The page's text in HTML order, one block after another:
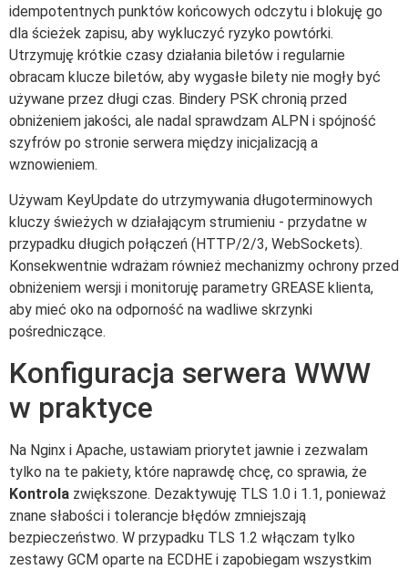
idempotentnych punktów końcowych odczytu i blokuję go
dla ścieżek zapisu, aby wykluczyć ryzyko powtórki.
Utrzymuję krótkie czasy działania biletów i regularnie
obracam klucze biletów, aby wygasłe bilety nie mogły być
używane przez długi czas. Bindery PSK chronią przed
obniżeniem jakości, ale nadal sprawdzam ALPN i spójność
szyfrów po stronie serwera między inicjalizacją a
wznowieniem.
Używam KeyUpdate do utrzymywania długoterminowych
kluczy świeżych w działającym strumieniu - przydatne w
przypadku długich połączeń (HTTP/2/3, WebSockets).
Konsekwentnie wdrażam również mechanizmy ochrony przed
obniżeniem wersji i monitoruję parametry GREASE klienta,
aby mieć oko na odporność na wadliwe skrzynki
pośredniczące.
Konfiguracja serwera WWW
w praktyce
Na Nginx i Apache, ustawiam priorytet jawnie i zezwalam
tylko na te pakiety, które naprawdę chcę, co sprawia, że
Kontrola zwiększone. Dezaktywuję TLS 1.0 i 1.1, ponieważ
znane słabości i tolerancje błędów zmniejszają
bezpieczeństwo. W przypadku TLS 1.2 włączam tylko
zestawy GCM oparte na ECDHE i zapobiegam wszystkim